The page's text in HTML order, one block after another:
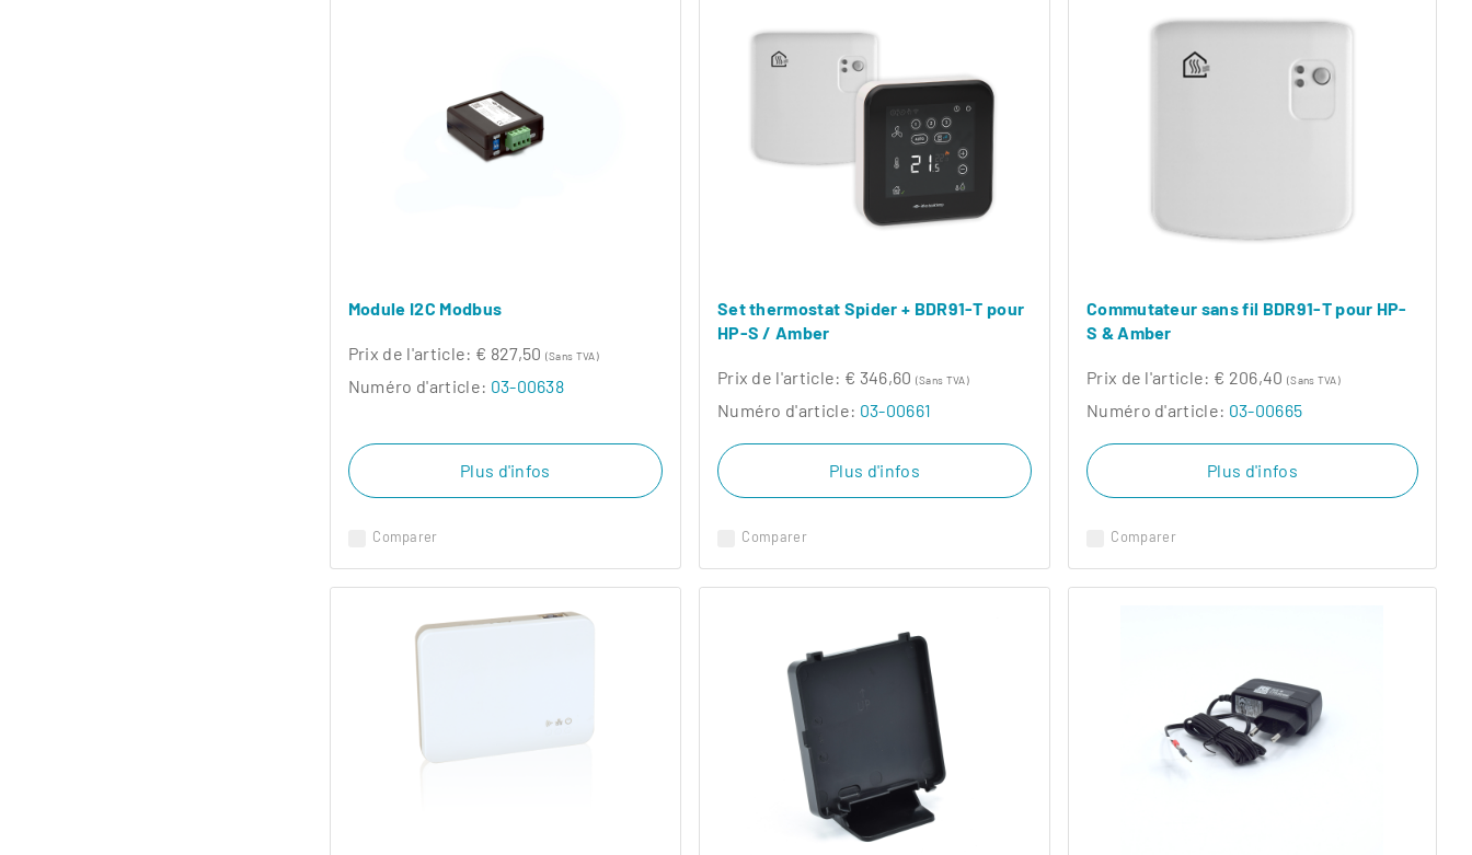
Comparer
Module I2C Modbus
Prix ​​de l'article: € 827,50 (Sans TVA)
Numéro d'article: 03-00638
Plus d'infos
Comparer
Set thermostat Spider + BDR91-T pour
HP-S / Amber
Prix ​​de l'article: € 346,60 (Sans TVA)
Numéro d'article: 03-00661
Plus d'infos
Comparer
Commutateur sans fil BDR91-T pour HP-
S & Amber
Prix ​​de l'article: € 206,40 (Sans TVA)
Numéro d'article: 03-00665
Plus d'infos